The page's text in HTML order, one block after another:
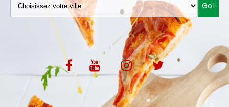
NOTRE RESTAURANT
MENTIONS LÉGALES
C.G.V
Go!